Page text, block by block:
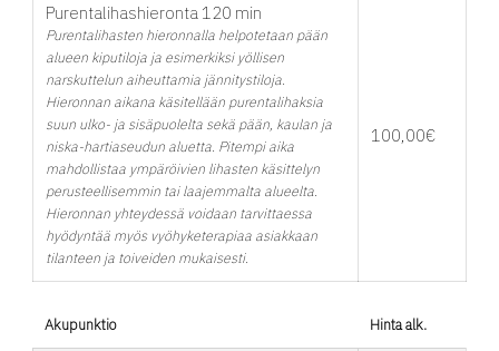
Purentalihashieronta 120 min
Purentalihasten hieronnalla helpotetaan pään
alueen kiputiloja ja esimerkiksi yöllisen
narskuttelun aiheuttamia jännitystiloja.
Hieronnan aikana käsitellään purentalihaksia
suun ulko- ja sisäpuolelta sekä pään, kaulan ja
niska-hartiaseudun aluetta. Pitempi aika
mahdollistaa ympäröivien lihasten käsittelyn
perusteellisemmin tai laajemmalta alueelta.
Hieronnan yhteydessä voidaan tarvittaessa
hyödyntää myös vyöhyketerapiaa asiakkaan
tilanteen ja toiveiden mukaisesti.
100,00€
Akupunktio Hinta alk.